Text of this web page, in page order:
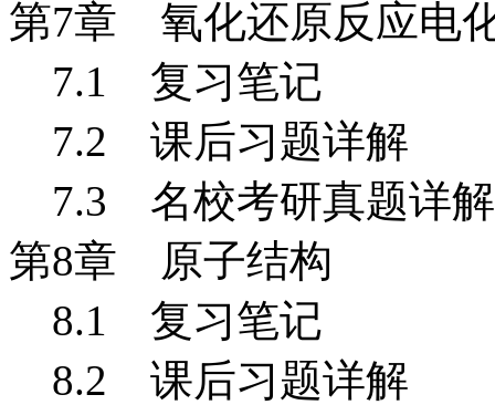
第7章 氧化还原反应电
7.1
复习笔记
7.2 课后习题详解
7.3 名校考研真题详解
第8章 原子结构
8.1
复习笔记
8.2 课后习题详解